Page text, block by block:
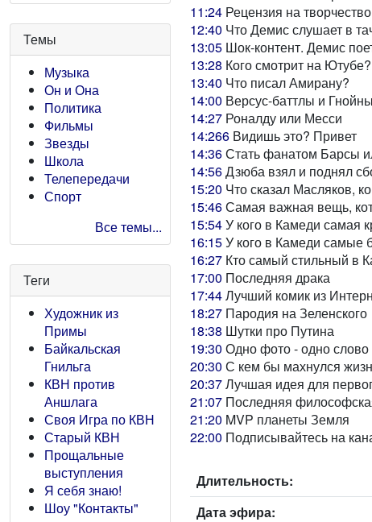
Темы
Музыка
Он и Она
Политика
Фильмы
Звезды
Школа
Телепередачи
Спорт
Все темы...
Теги
Художник из
Примы
Байкальская
Гнильга
КВН против
Аншлага
Своя Игра по КВН
Старый КВН
Прощальные
выступления
Я себя знаю!
Шоу "Контакты"
11:24 Рецензия на
12:40 Что Демис слушает в
13:05 Шок-контент. Демис
13:28 Кого смотрит на Ютубе?
13:40 Что писал Амирану?
14:00 Версус-баттлы и
14:27 Роналду или Месси
14:266 Видишь это? Привет
14:36Стать фанатом Барсы
14:56Дзюба взял и поднял
15:20 Что сказал Масляков,
15:46Самая важная вещь,
15:54У кого в Камеди самая
16:15У кого в Камеди самые
16:27 Кто самый стильный в
17:00 Последняя драка
17:44Лучший комик из
18:27 Пародия на Зеленского
18:38 Шутки про Путина
19:30 Одно фото - одно слово
20:30 С кем бы махнулся
20:37Лучшая идея для
21:07 Последняя
21:20 MVP планеты Земля
22:00 Подписывайтесь на
Длительность:
Дата эфира: